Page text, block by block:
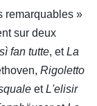
remarquables »
sur deux
fan tutte, etLa
Rigoletto
etL'elisir